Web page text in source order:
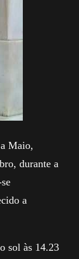
Maio,
durante a
a
sol às 14.23